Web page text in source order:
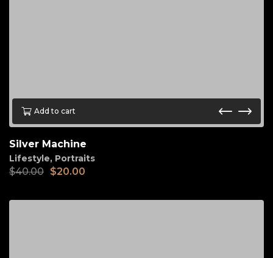
Add to cart
Silver Machine
Lifestyle, Portraits
$40.00 $20.00